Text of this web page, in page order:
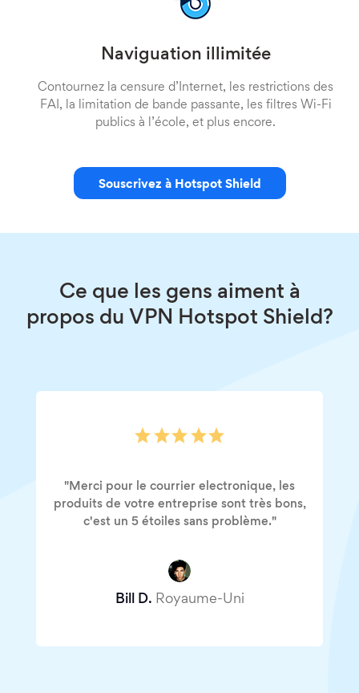
Naviguation illimitée
Contournez la censure d’Internet, les restrictions des
FAI, la limitation de bande passante, les filtres Wi-Fi
publics à l’école, et plus encore.
Souscrivez à Hotspot Shield
Ce que les gens aiment à
propos du VPN Hotspot Shield?
"Merci pour le courrier electronique, les
produits de votre entreprise sont très bons,
c'est un 5 étoiles sans problème."
Bill D. Royaume-Uni